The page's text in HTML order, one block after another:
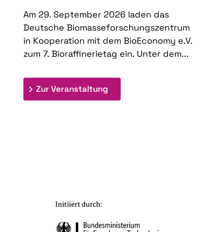
Am 29. September 2026 laden das
Deutsche Biomasseforschungszentrum
in Kooperation mit dem BioEconomy e.V.
zum 7. Bioraffinerietag ein. Unter dem...
Zur Veranstaltung